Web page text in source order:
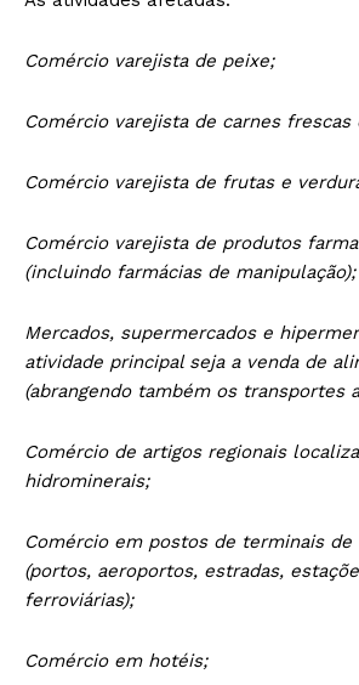
Comércio varejista de peixe;
Comércio varejista de carnes frescas
Comércio varejista de frutas e
Comércio varejista de produtos
(incluindo farmácias de manipulação);
Mercados, supermercados e
atividade principal seja a venda de
(abrangendo também os transportes
Comércio de artigos regionais
hidrominerais;
Comércio em postos de terminais
(portos, aeroportos, estradas,
ferroviárias);
Comércio em hotéis;